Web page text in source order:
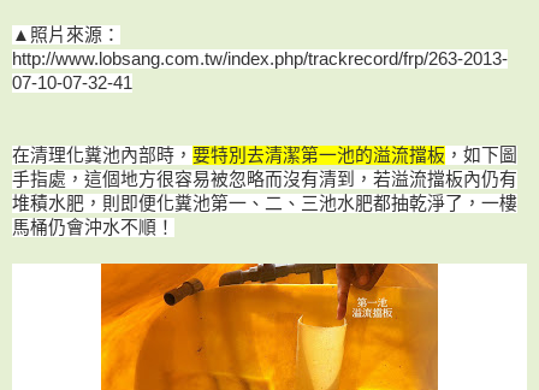
▲照片來源：
http://www.lobsang.com.tw/index.php/trackrecord/frp/263-2013-
07-10-07-32-41
在清理化糞池內部時， 要特別去清潔第一池的溢流擋板 ，如下圖
手指處，這個地方很容易被忽略而沒有清到，若溢流擋板內仍有
堆積水肥，則即便化糞池第一、二、三池水肥都抽乾淨了，一樓
馬桶仍會沖水不順！